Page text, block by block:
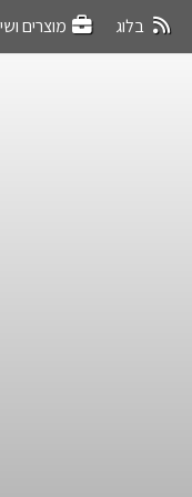
בלוג מוצרים